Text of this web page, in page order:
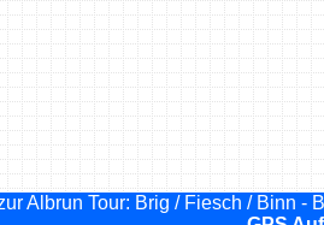
Albrun Tour: Brig / Fiesch / Binn -